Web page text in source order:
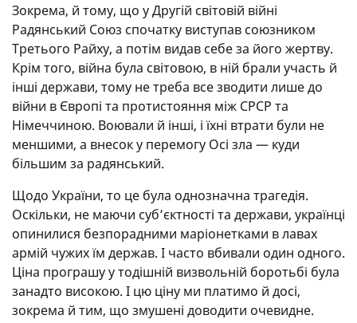
Зокрема, й тому, що у Другій світовій війні
Радянський Союз спочатку виступав союзником
Третього Райху, а потім видав себе за його жертву.
Крім того, війна була світовою, в ній брали участь й
інші держави, тому не треба все зводити лише до
війни в Європі та протистояння між СРСР та
Німеччиною. Воювали й інші, і їхні втрати були не
меншими, а внесок у перемогу Осі зла — куди
більшим за радянський.
Щодо України, то це була однозначна трагедія.
Оскільки, не маючи суб’єктності та держави, українці
опинилися безпорадними маріонетками в лавах
армій чужих їм держав. І часто вбивали один одного.
Ціна програшу у тодішній визвольній боротьбі була
занадто високою. І цю ціну ми платимо й досі,
зокрема й тим, що змушені доводити очевидне.